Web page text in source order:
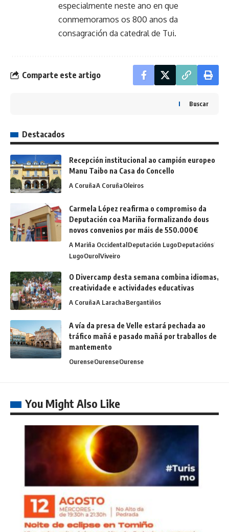
especialmente neste ano en que
conmemoramos os 800 anos da
consagración da catedral de Tui.
Comparte este artigo
Buscar
Destacados
Recepción institucional ao campión europeo
Manu Taibo na Casa do Concello
A CoruñaA CoruñaOleiros
Carmela López reafirma o compromiso da
Deputación coa Mariña formalizando dous
novos convenios por máis de 550.000€
A Mariña OccidentalDeputación LugoDeputacións
LugoOurolViveiro
O Divercamp desta semana combina idiomas,
creatividade e actividades educativas
A CoruñaA LarachaBergantiños
A vía da presa de Velle estará pechada ao
tráfico mañá e pasado mañá por traballos de
mantemento
OurenseOurenseOurense
You Might Also Like